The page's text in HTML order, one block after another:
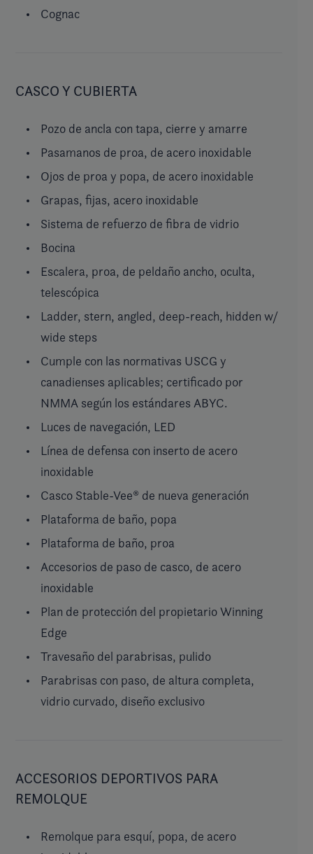
Cognac
CASCO Y CUBIERTA
Pozo de ancla con tapa, cierre y amarre
Pasamanos de proa, de acero inoxidable
Ojos de proa y popa, de acero inoxidable
Grapas, fijas, acero inoxidable
Sistema de refuerzo de fibra de vidrio
Bocina
Escalera, proa, de peldaño ancho, oculta,
telescópica
Ladder, stern, angled, deep-reach, hidden w/
wide steps
Cumple con las normativas USCG y
canadienses aplicables; certificado por
NMMA según los estándares ABYC.
Luces de navegación, LED
Línea de defensa con inserto de acero
inoxidable
Casco Stable-Vee® de nueva generación
Plataforma de baño, popa
Plataforma de baño, proa
Accesorios de paso de casco, de acero
inoxidable
Plan de protección del propietario Winning
Edge
Travesaño del parabrisas, pulido
Parabrisas con paso, de altura completa,
vidrio curvado, diseño exclusivo
ACCESORIOS DEPORTIVOS PARA
REMOLQUE
Remolque para esquí, popa, de acero